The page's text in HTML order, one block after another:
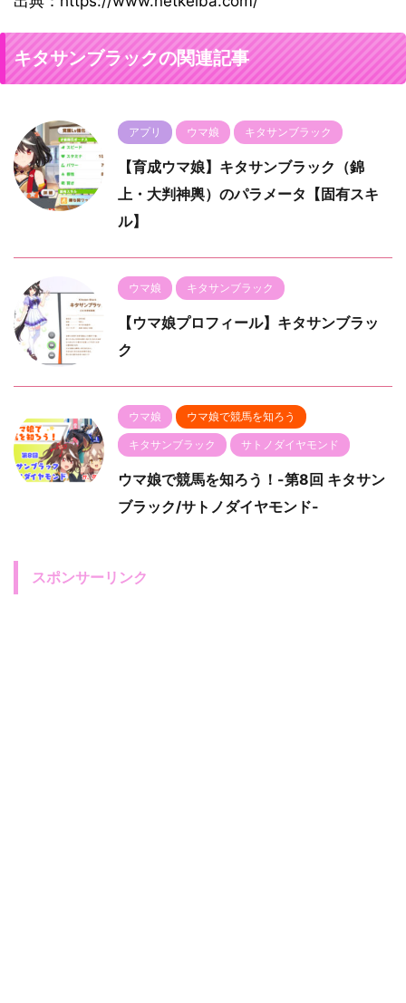
キタサンブラックの関連記事
アプリ ウマ娘 キタサンブラック
【育成ウマ娘】キタサンブラック（錦
上・大判神輿）のパラメータ【固有スキ
ル】
ウマ娘 キタサンブラック
【ウマ娘プロフィール】キタサンブラッ
ク
ウマ娘 ウマ娘で競馬を知ろう
キタサンブラック サトノダイヤモンド
ウマ娘で競馬を知ろう！-第8回 キタサン
ブラック/サトノダイヤモンド-
スポンサーリンク